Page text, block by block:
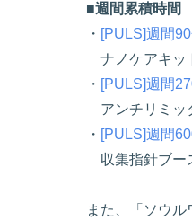
■週間累積時間
・ [PULS]週間
ナノケアキッ
・ [PULS]週間
アンチリミ
・ [PULS]週間
収集指針ブー
また、「ソウ